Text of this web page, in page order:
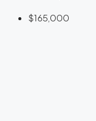
$165,000